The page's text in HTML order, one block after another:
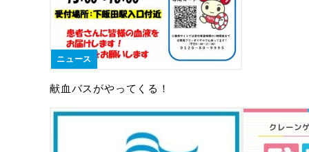
ニュース
献血バスがやってくる！